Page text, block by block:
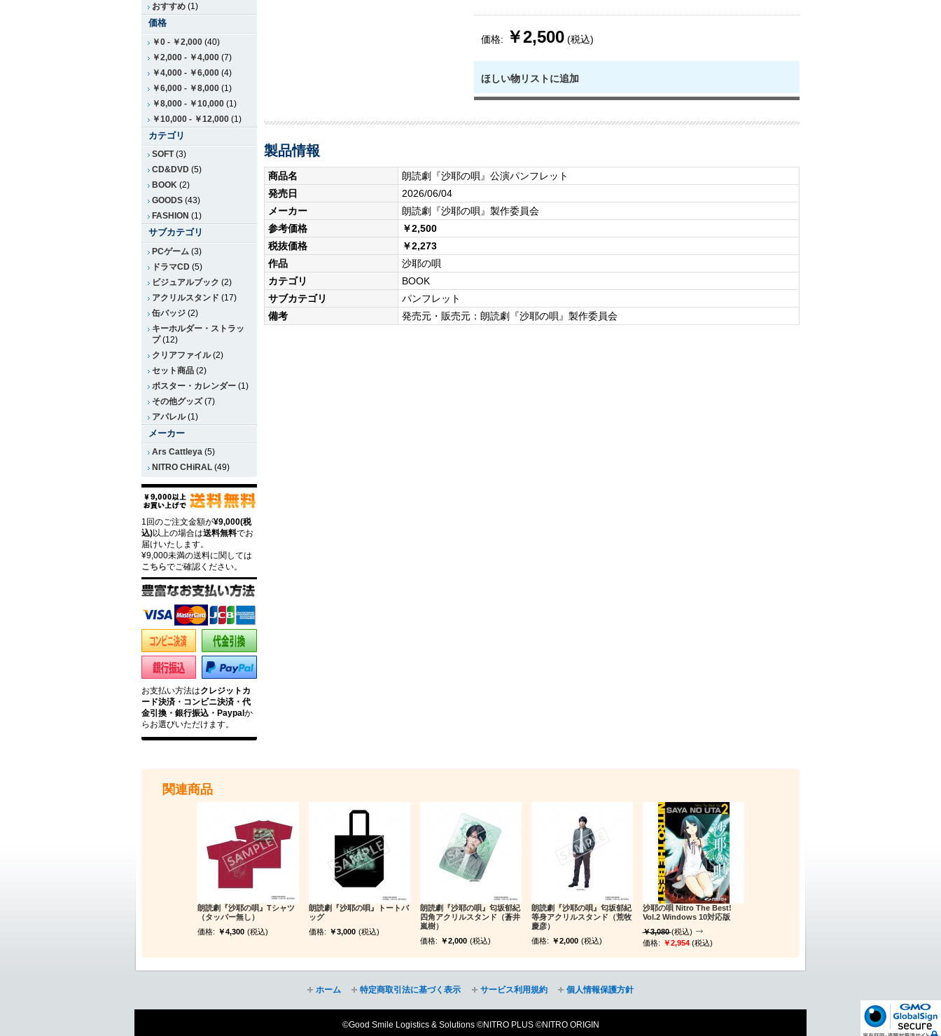
価格: ￥2,500 (税込)
ほしい物リストに追加
製品情報
商品名
朗読劇『沙耶の唄』公演パンフレット
発売日
2026/06/04
メーカー
朗読劇『沙耶の唄』製作委員会
参考価格
￥2,500
税抜価格
￥2,273
作品
沙耶の唄
カテゴリ
BOOK
サブカテゴリ
パンフレット
備考
発売元・販売元：朗読劇『沙耶の唄』製作委員会
おすすめ (1)
価格
￥0 - ￥2,000 (40)
￥2,000 - ￥4,000 (7)
￥4,000 - ￥6,000 (4)
￥6,000 - ￥8,000 (1)
￥8,000 - ￥10,000 (1)
￥10,000 - ￥12,000 (1)
カテゴリ
SOFT(3)
CD&DVD (5)
BOOK (2)
GOODS (43)
FASHION (1)
サブカテゴリ
PCゲーム (3)
ドラマCD (5)
ビジュアルブック (2)
アクリルスタンド (17)
缶バッジ (2)
キーホルダー・ストラッ
プ(12)
クリアファイル(2)
セット商品 (2)
ポスター・カレンダー (1)
その他グッズ(7)
アパレル(1)
メーカー
Ars Cattleya (5)
NITRO CHiRAL (49)
1回のご注文金額が¥9,000(税
込)以上の場合は送料無料でお
届けいたします。
¥9,000未満の送料に関しては
こちらでご確認ください。
お支払い方法はクレジットカ
ード決済・コンビニ決済・代
金引換・銀行振込・Paypal か
らお選びいただけます。
関連商品
朗読劇『沙耶の唄』Tシャツ
（タッパー無し）
価格: ￥4,300 (税込)
朗読劇『沙耶の唄』トートバ
ッグ
価格: ￥3,000 (税込)
朗読劇『沙耶の唄』匂坂郁紀
四角アクリルスタンド（蒼井
嵐樹）
価格: ￥2,000 (税込)
朗読劇『沙耶の唄』匂坂郁紀
等身アクリルスタンド（荒牧
慶彦）
価格: ￥2,000 (税込)
沙耶の唄 Nitro The Best!
Vol.2 Windows 10対応版
￥3,080(税込)
価格: ￥2,954 (税込)
ホーム 特定商取引法に基づく表示 サービス利用規約 個人情報保護方針
©Good Smile Logistics & Solutions ©NITRO PLUS ©NITRO ORIGIN